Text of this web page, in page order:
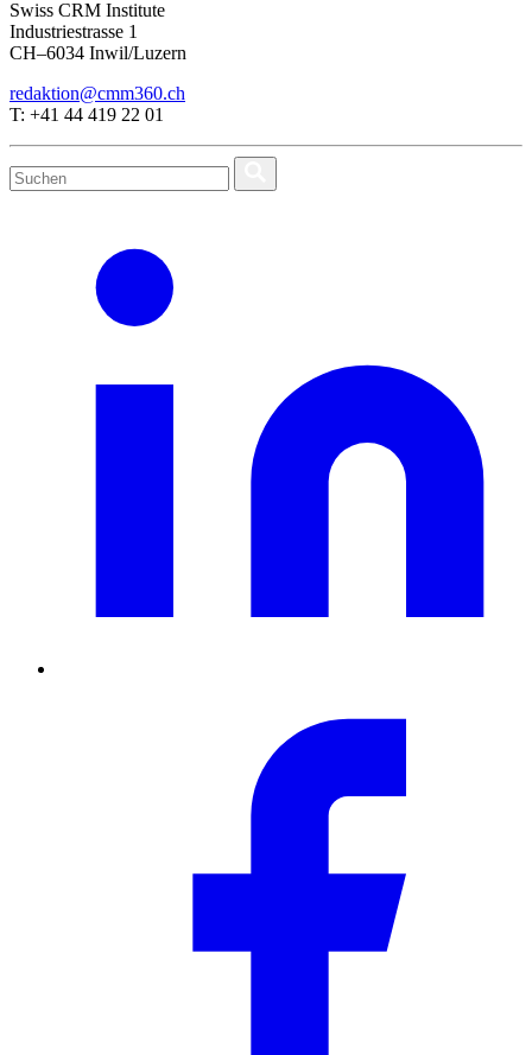
Swiss CRM Institute
Industriestrasse 1
CH–6034 Inwil/Luzern
redaktion@cmm360.ch
T: +41 44 419 22 01